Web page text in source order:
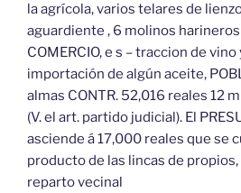
la agrícola, varios telares de
aguardiente , 6 molinos
COMERCIO, e s – traccion de
importación de algún aceite,
almas CONTR. 52,016 reales 12
(V. el art. partido judicial). El
asciende á 17,000 reales que se
producto de las lincas de
reparto vecinal